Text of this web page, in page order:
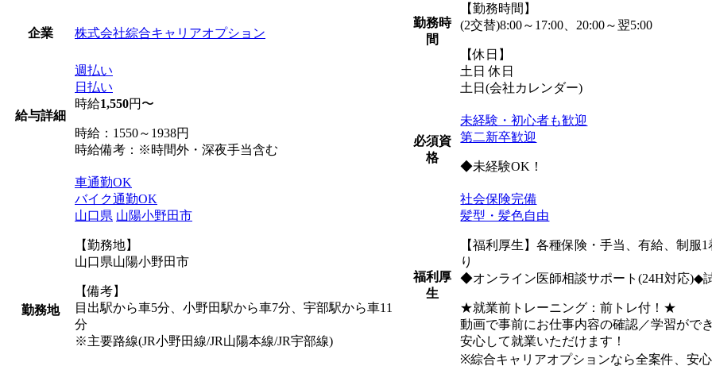
企業 株式会社綜合キャリアオプション
給与詳細
週払い
日払い
時給1,550円〜
時給：1550～1938円
時給備考：※時間外・深夜手当含む
勤務地
車通勤OK
バイク通勤OK
山口県 山陽小野田市
【勤務地】
山口県山陽小野田市
【備考】
目出駅から車5分、小野田駅から車7分、宇部駅から車11
分
※主要路線(JR小野田線/JR山陽本線/JR宇部線)
勤務時
間
【勤務時間】
(2交替)8:00～17:00、20:00～翌5:00
【休日】
土日 休日
土日(会社カレンダー)
必須資
格
未経験・初心者も歓迎
第二新卒歓迎
◆未経験OK！
福利厚
生
社会保険完備
髪型・髪色自由
【福利厚生】各種保険・手当、有給、制
り
◆オンライン医師相談サポート(24H対応)◆
★就業前トレーニング：前トレ付！★
動画で事前にお仕事内容の確認／学習がで
安心して就業いただけます！
※綜合キャリアオプションなら全案件、安